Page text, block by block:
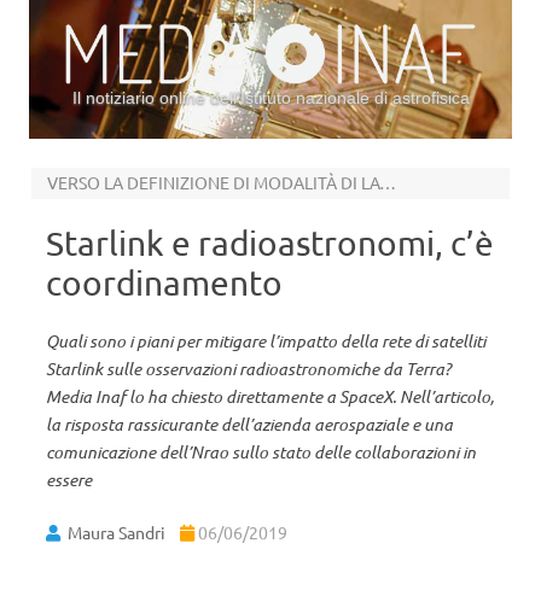
Il notiziario online dell’Istituto nazionale di astrofisica
VERSO LA DEFINIZIONE DI MODALITÀ DI LAVORO CONDIVISE
Starlink e radioastronomi, c’è
coordinamento
Quali sono i piani per mitigare l’impatto della rete di satelliti
Starlink sulle osservazioni radioastronomiche da Terra?
Media Inaf lo ha chiesto direttamente a SpaceX. Nell’articolo,
la risposta rassicurante dell’azienda aerospaziale e una
comunicazione dell’Nrao sullo stato delle collaborazioni in
essere
Maura Sandri 06/06/2019